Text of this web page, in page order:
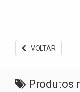
VOLTAR
Produtos